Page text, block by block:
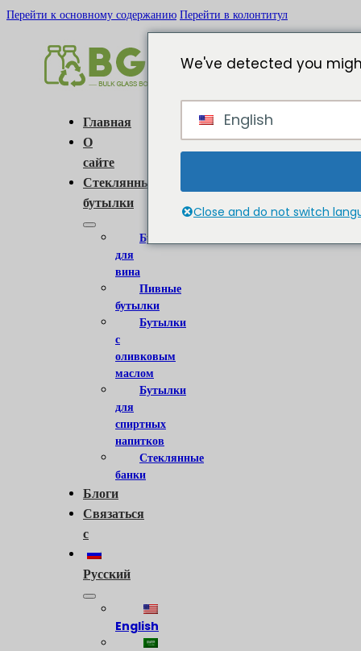
Перейти к основному содержанию Перейти в колонтитул
Главная
О
сайте
Стеклянные
бутылки
Бутылки
для
вина
Пивные
бутылки
Бутылки
с
оливковым
маслом
Бутылки
для
спиртных
напитков
Стеклянные
банки
Блоги
Связаться
с
Русский
English
We've detected you
English
Close and do not switch